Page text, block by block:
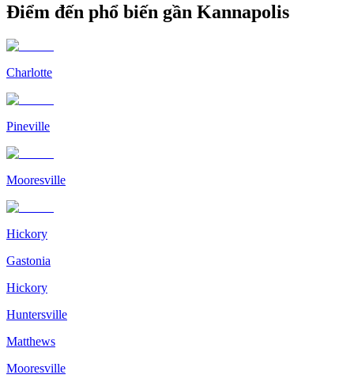
Điểm đến phổ biến gần Kannapolis
Charlotte
Pineville
Mooresville
Hickory
Gastonia
Hickory
Huntersville
Matthews
Mooresville